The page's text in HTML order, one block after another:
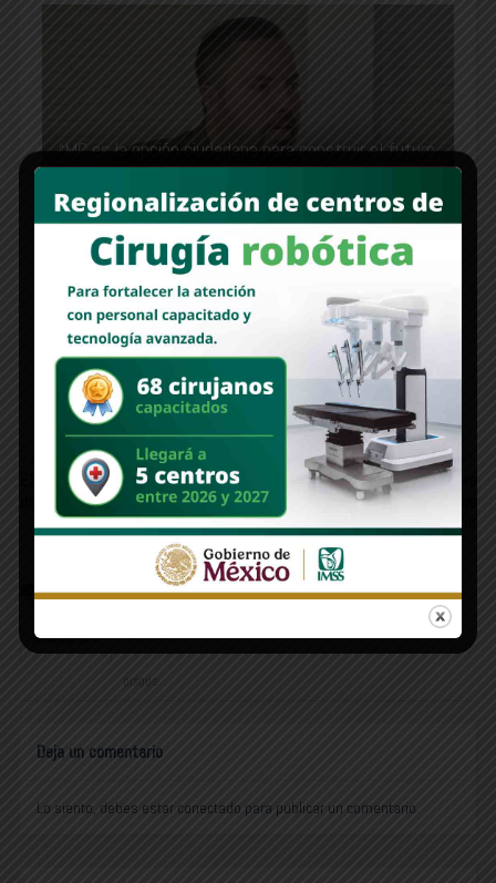
“MC es la opción ciudadana para construir el futuro
de Hermosillo”: Rogelio Cota
Estoy lista para buscar la candidatura de Morena,
me siento la más capacitada”: Célida López
Newer Post
ESTAS LÍNEAS | Otorgan posesión
del predio “Las Tinajas”
Older Post
Se lleva a cabo la Primera
Circunscripción del PT en Baja
California Sur
COMMENTS
WORDPRESS:0 FACEBOOK:
DISQUS:
Deja un comentario
Lo siento, debes estar conectado para publicar un comentario.